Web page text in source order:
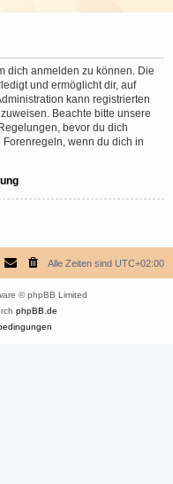
dich anmelden zu können. Die
und ermöglicht dir, auf
kann registrierten
Beachte bitte unsere
bevor du dich
wenn du dich in
Alle Zeiten sind UTC+02:00
© phpBB Limited
phpBB.de